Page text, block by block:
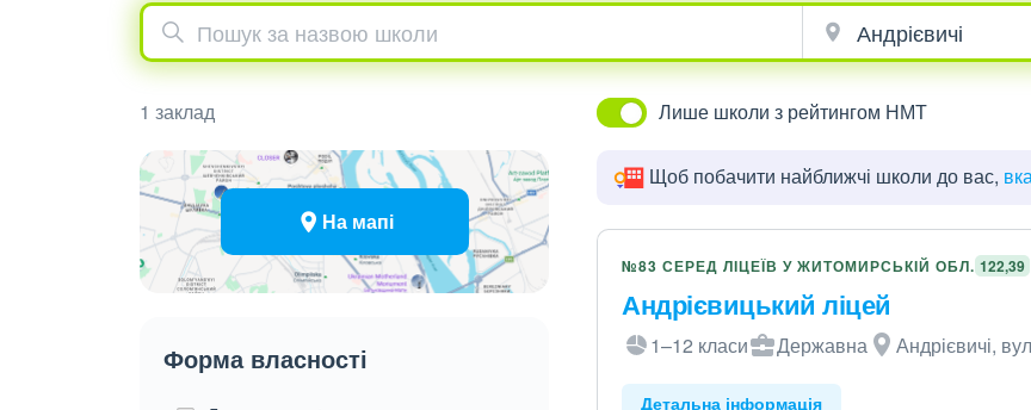
1 заклад Лише школи з рейтингом НМТ
На мапі
Форма власності
Щоб побачити найближчі школи до вас,
№83 СЕРЕД ЛІЦЕЇВ У ЖИТОМИРСЬКІЙ ОБЛ. 122,39
Андрієвицький ліцей
1–12 класи Державна Андрієвичі,
Детальна інформація